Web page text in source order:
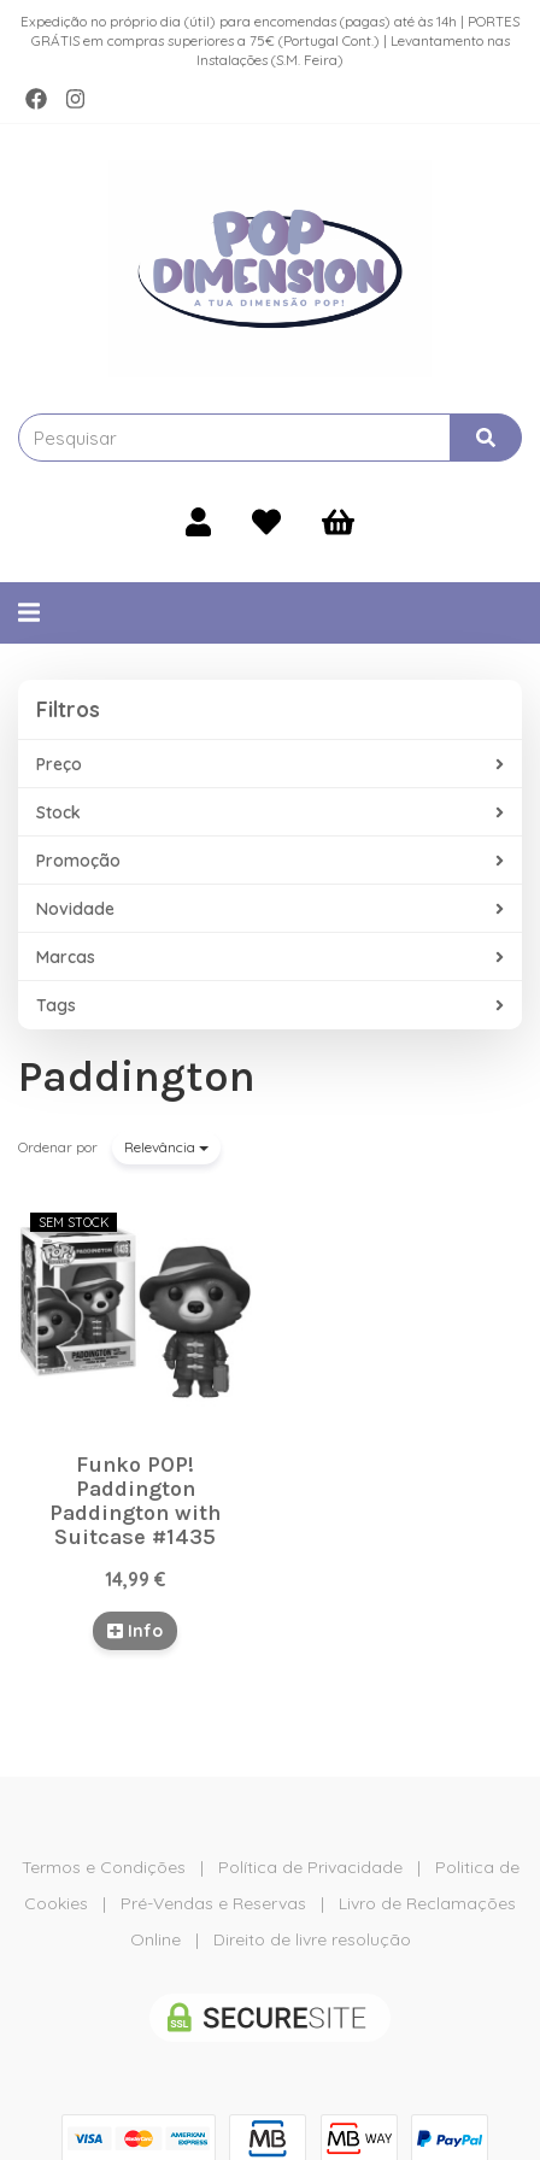
Expedição no próprio dia (útil) para encomendas (pagas) até às 14h | PORTES
GRÁTIS em compras superiores a 75€ (Portugal Cont.) | Levantamento nas
Instalações (S.M. Feira)
Alternar
Filtros
Preço
Stock
Promoção
Novidade
Marcas
Tags
Paddington
Ordenar por Relevância
SEM STOCK
Funko POP!
Paddington
Paddington with
Suitcase #1435
14,99 €
Info
Termos e Condições | Política de Privacidade| Politica de
Cookies | Pré-Vendas e Reservas | Livro de Reclamações
Online| Direito de livre resolução